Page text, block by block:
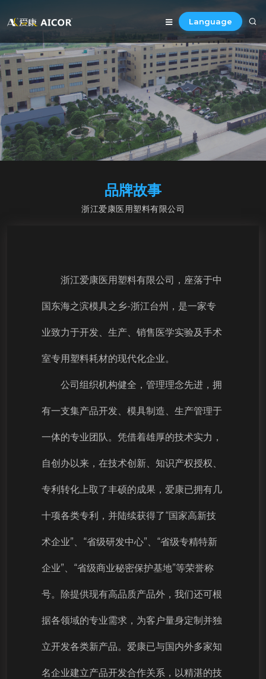
Language
品牌故事
浙江爱康医用塑料有限公司
浙江爱康医用塑料有限公司，座落于中
国东海之滨模具之乡-浙江台州，是一家专
业致力于开发、生产、销售医学实验及手术
室专用塑料耗材的现代化企业。
公司组织机构健全，管理理念先进，拥
有一支集产品开发、模具制造、生产管理于
一体的专业团队。凭借着雄厚的技术实力，
自创办以来，在技术创新、知识产权授权、
专利转化上取了丰硕的成果，爱康已拥有几
十项各类专利，并陆续获得了“国家高新技
术企业”、“省级研发中心”、“省级专精特新
企业”、“省级商业秘密保护基地”等荣誉称
号。除提供现有高品质产品外，我们还可根
据各领域的专业需求，为客户量身定制并独
立开发各类新产品。爱康已与国内外多家知
名企业建立产品开发合作关系，以精湛的技